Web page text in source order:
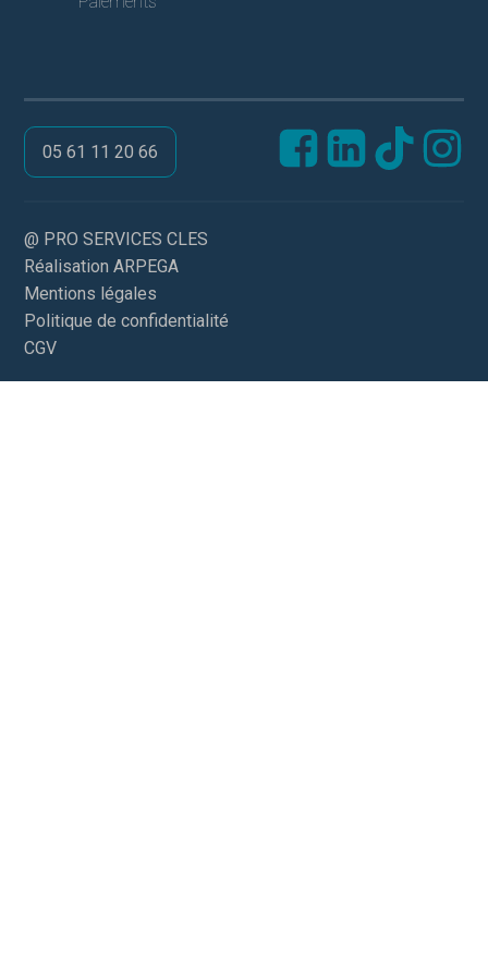
05 61 11 20 66
@ PRO SERVICES CLES
Réalisation ARPEGA
Mentions légales
Politique de confidentialité
CGV